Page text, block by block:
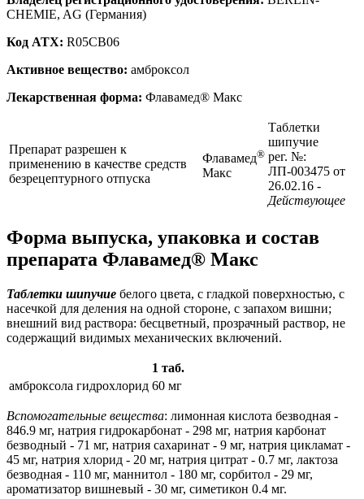
CHEMIE, AG (Германия)
Код ATX: R05CB06
Активное вещество: амброксол
Лекарственная форма: Флавамед® Макс
Препарат разрешен к
применению в качестве средств
безрецептурного отпуска
Флавамед®
Макс
Таблетки
шипучие
рег. №:
ЛП-003475 от
26.02.16 -
Действующее
Форма выпуска, упаковка и состав
препарата Флавамед® Макс
Таблетки шипучие белого цвета, с гладкой поверхностью, с
насечкой для деления на одной стороне, с запахом вишни;
внешний вид раствора: бесцветный, прозрачный раствор, не
содержащий видимых механических включений.
1 таб.
амброксола гидрохлорид 60 мг
Вспомогательные вещества: лимонная кислота безводная -
846.9 мг, натрия гидрокарбонат - 298 мг, натрия карбонат
безводный - 71 мг, натрия сахаринат - 9 мг, натрия цикламат -
45 мг, натрия хлорид - 20 мг, натрия цитрат - 0.7 мг, лактоза
безводная - 110 мг, маннитол - 180 мг, сорбитол - 29 мг,
ароматизатор вишневый - 30 мг, симетикон 0.4 мг.